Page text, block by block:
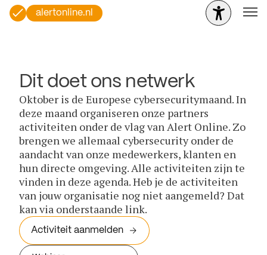
alertonline.nl
Dit doet ons netwerk
Oktober is de Europese cybersecuritymaand. In
deze maand organiseren onze partners
activiteiten onder de vlag van Alert Online. Zo
brengen we allemaal cybersecurity onder de
aandacht van onze medewerkers, klanten en
hun directe omgeving. Alle activiteiten zijn te
vinden in deze agenda. Heb je de activiteiten
van jouw organisatie nog niet aangemeld? Dat
kan via onderstaande link.
Activiteit aanmelden